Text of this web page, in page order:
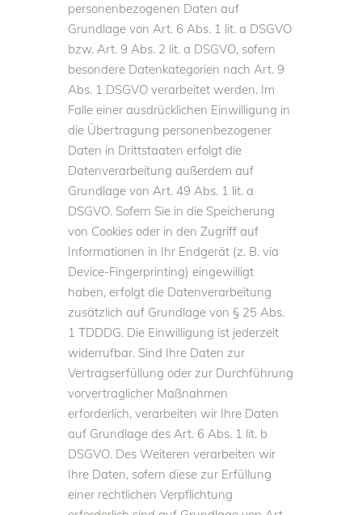
personenbezogenen Daten auf
Grundlage von Art. 6 Abs. 1 lit. a DSGVO
bzw. Art. 9 Abs. 2 lit. a DSGVO, sofern
besondere Datenkategorien nach Art. 9
Abs. 1 DSGVO verarbeitet werden. Im
Falle einer ausdrücklichen Einwilligung in
die Übertragung personenbezogener
Daten in Drittstaaten erfolgt die
Datenverarbeitung außerdem auf
Grundlage von Art. 49 Abs. 1 lit. a
DSGVO. Sofern Sie in die Speicherung
von Cookies oder in den Zugriff auf
Informationen in Ihr Endgerät (z. B. via
Device-Fingerprinting) eingewilligt
haben, erfolgt die Datenverarbeitung
zusätzlich auf Grundlage von § 25 Abs.
1 TDDDG. Die Einwilligung ist jederzeit
widerrufbar. Sind Ihre Daten zur
Vertragserfüllung oder zur Durchführung
vorvertraglicher Maßnahmen
erforderlich, verarbeiten wir Ihre Daten
auf Grundlage des Art. 6 Abs. 1 lit. b
DSGVO. Des Weiteren verarbeiten wir
Ihre Daten, sofern diese zur Erfüllung
einer rechtlichen Verpflichtung